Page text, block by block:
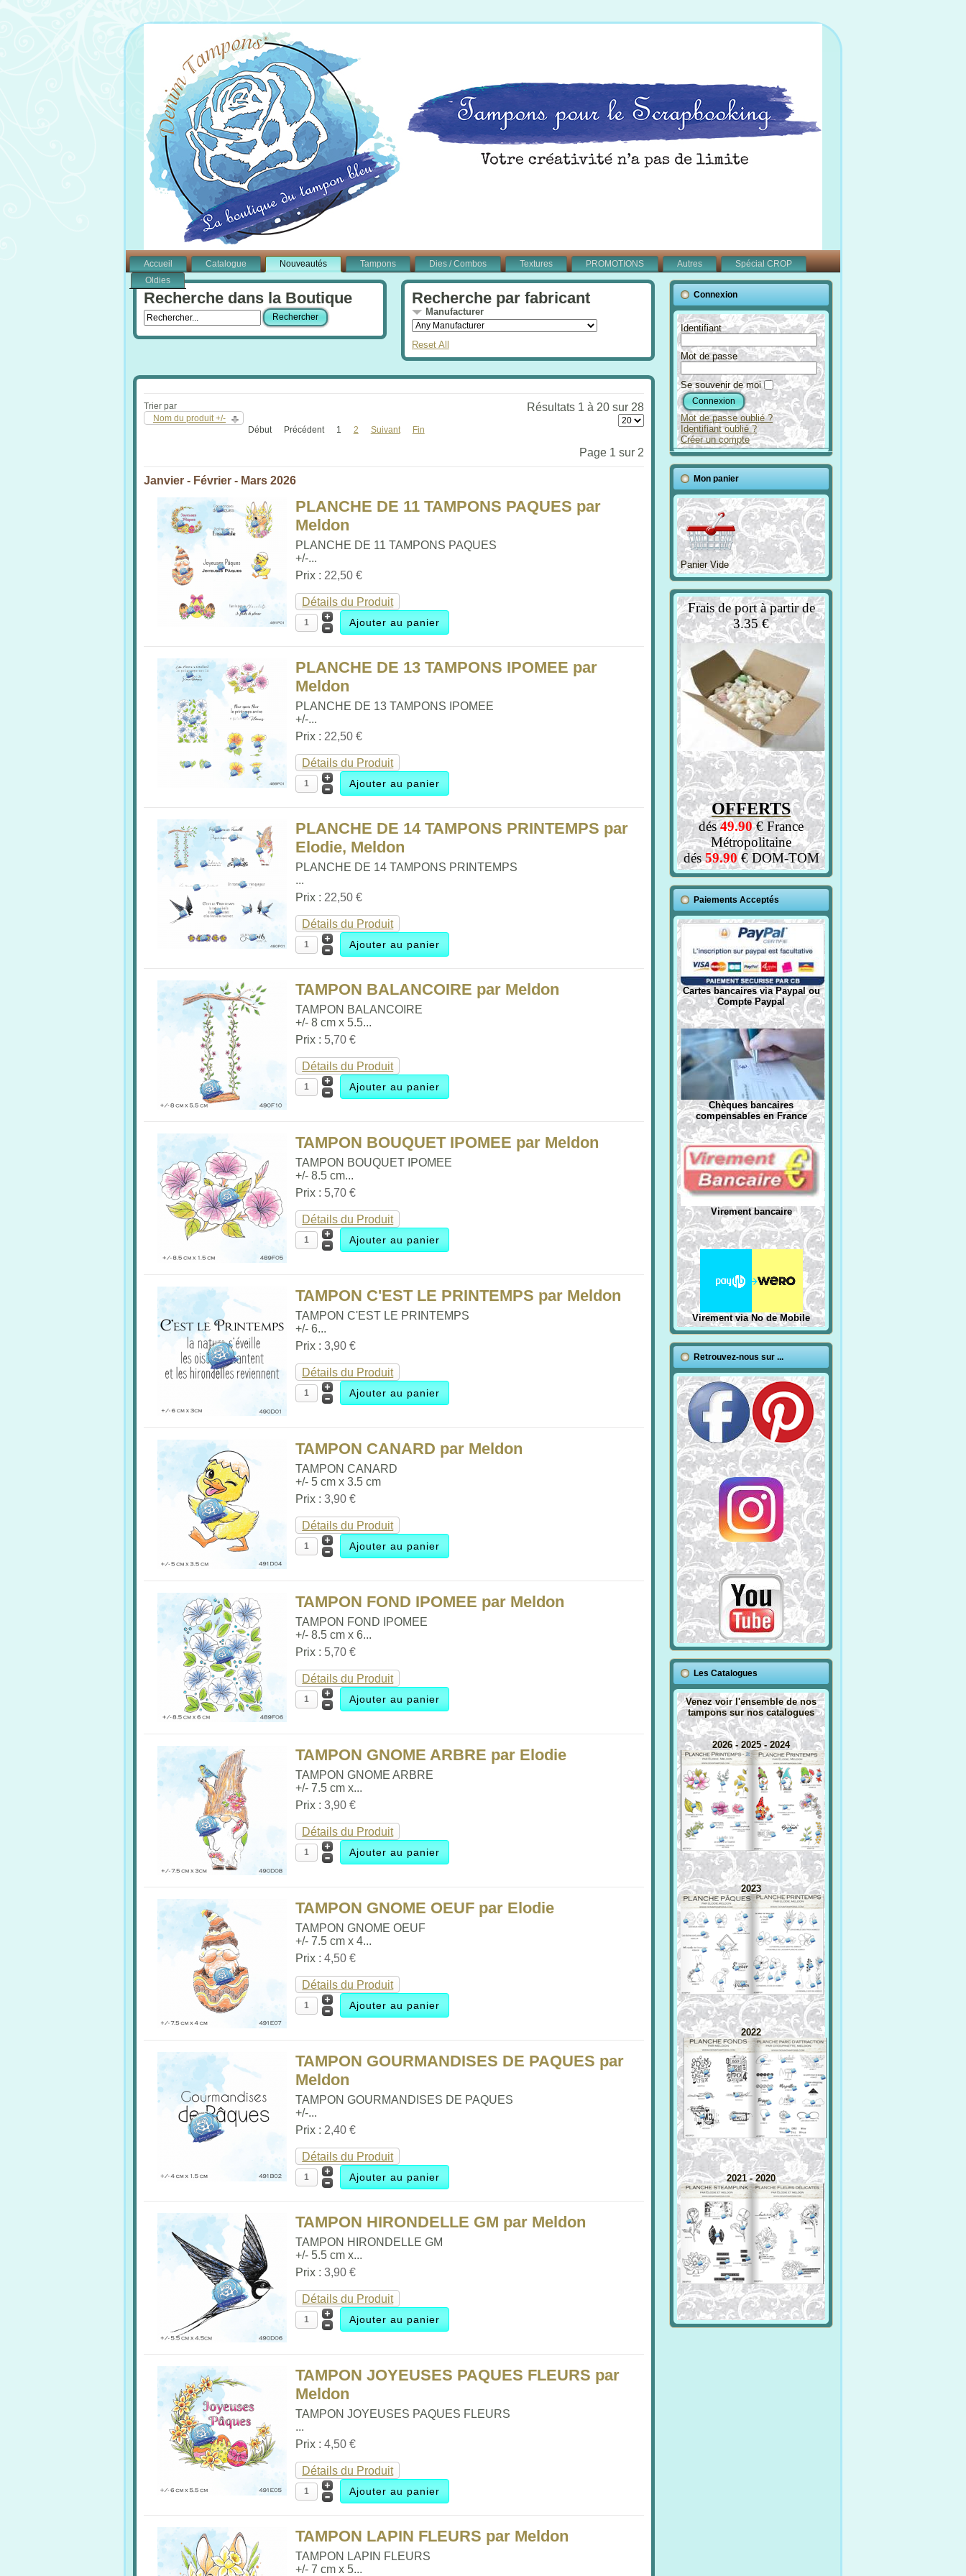
Accueil Catalogue Nouveautés Tampons Dies / Combos Textures PROMOTIONS Autres
Spécial CROP
Oldies
Recherche dans la Boutique Recherche par fabricant
Manufacturer
Reset All
Trier par
Nom du produit +/-
Résultats 1 à 20 sur 28
Début Précédent 1 2 Suivant Fin
Page 1 sur 2
Janvier - Février - Mars 2026
PLANCHE DE 11 TAMPONS PAQUES par
Meldon
PLANCHE DE 11 TAMPONS PAQUES
+/-...
Prix : 22,50 €
Détails du Produit
PLANCHE DE 13 TAMPONS IPOMEE par
Meldon
PLANCHE DE 13 TAMPONS IPOMEE
+/-...
Prix : 22,50 €
Détails du Produit
PLANCHE DE 14 TAMPONS PRINTEMPS par
Elodie, Meldon
PLANCHE DE 14 TAMPONS PRINTEMPS
...
Prix : 22,50 €
Détails du Produit
TAMPON BALANCOIRE par Meldon
TAMPON BALANCOIRE
+/- 8 cm x 5.5...
Prix : 5,70 €
Détails du Produit
TAMPON BOUQUET IPOMEE par Meldon
TAMPON BOUQUET IPOMEE
+/- 8.5 cm...
Prix : 5,70 €
Détails du Produit
TAMPON C'EST LE PRINTEMPS par Meldon
TAMPON C'EST LE PRINTEMPS
+/- 6...
Prix :3,90 €
Détails du Produit
TAMPON CANARD par Meldon
TAMPON CANARD
+/- 5 cm x 3.5 cm
Prix :3,90 €
Détails du Produit
TAMPON FOND IPOMEE par Meldon
TAMPON FOND IPOMEE
+/- 8.5 cm x 6...
Prix : 5,70 €
Détails du Produit
TAMPON GNOME ARBRE par Elodie
TAMPON GNOME ARBRE
+/- 7.5 cm x...
Prix :3,90 €
Détails du Produit
TAMPON GNOME OEUF par Elodie
TAMPON GNOME OEUF
+/- 7.5 cm x 4...
Prix :4,50 €
Détails du Produit
TAMPON GOURMANDISES DE PAQUES par
Meldon
TAMPON GOURMANDISES DE PAQUES
+/-...
Prix : 2,40 €
Détails du Produit
TAMPON HIRONDELLE GM par Meldon
TAMPON HIRONDELLE GM
+/- 5.5 cm x...
Prix :3,90 €
Détails du Produit
TAMPON JOYEUSES PAQUES FLEURS par
Meldon
TAMPON JOYEUSES PAQUES FLEURS
...
Prix :4,50 €
Détails du Produit
TAMPON LAPIN FLEURS par Meldon
TAMPON LAPIN FLEURS
+/- 7 cm x 5...
Connexion
Identifiant
Mot de passe
Se souvenir de moi
Mot de passe oublié ?
Identifiant oublié ?
Créer un compte
Mon panier
Panier Vide
Frais de port à partir de
3.35 €
OFFERTS
dés49.90€ France
Métropolitaine
dés59.90€ DOM-TOM
Paiements Acceptés
Cartes bancaires via Paypal ou
Compte Paypal
Chèques bancaires
compensables en France
Virement bancaire
Virement via No de Mobile
Retrouvez-nous sur ...
Les Catalogues
Venez voir l'ensemble de nos
tampons sur nos catalogues
2026 - 2025 - 2024
2023
2022
2021 - 2020